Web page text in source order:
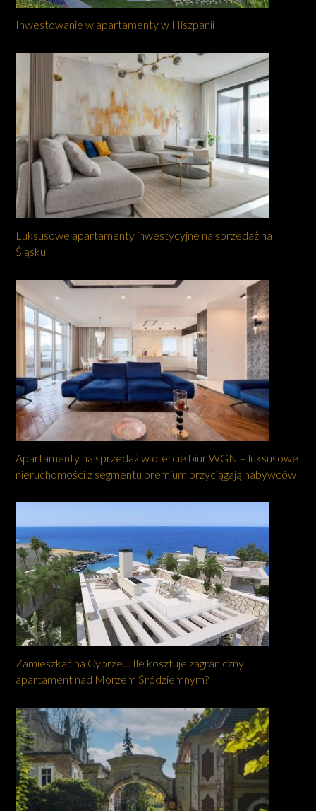
Inwestowanie w apartamenty w Hiszpanii
Luksusowe apartamenty inwestycyjne na sprzedaż na
Śląsku
Apartamenty na sprzedaż w ofercie biur WGN – luksusowe
nieruchomości z segmentu premium przyciągają nabywców
Zamieszkać na Cyprze… Ile kosztuje zagraniczny
apartament nad Morzem Śródziemnym?